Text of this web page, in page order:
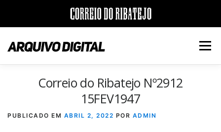
para
conteúdo
Menu
JORNAIS DÉCADAS
VERSÃO PDF E IMPRESSÃO
Correio do Ribatejo Nº2912
15FEV1947
PUBLICADO EM ABRIL 2, 2022 POR ADMIN